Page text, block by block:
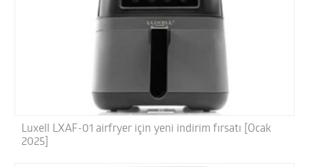
Luxell LXAF-01 airfryer için yeni indirim fırsatı [Ocak
2025]